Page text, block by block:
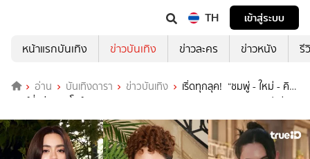
TH
เข้าสู่ระบบ
หน้าแรกบันเทิง
ข่าวบันเทิง ข่าวละคร ข่าวหนัง รี
อ่าน บันเทิงดารา ข่าวบันเทิง
เริ่ดทุกลุค! “ชมพู่ - ใหม่ - คิม
เบอร์ลี่” ร่วมชมโชว์ Haute Couture Fall/Winter 2026-2027 กรุงปารีส